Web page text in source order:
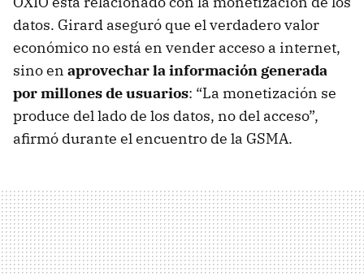
datos. Girard aseguró que el verdadero valor
económico no está en vender acceso a internet,
sino en aprovechar la información generada
por millones de usuarios: “La monetización se
produce del lado de los datos, no del acceso”,
afirmó durante el encuentro de la GSMA.